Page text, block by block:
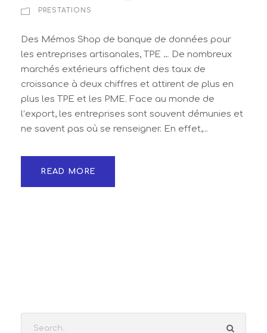
PRESTATIONS
Des Mémos Shop de banque de données pour
les entreprises artisanales, TPE … De nombreux
marchés extérieurs affichent des taux de
croissance à deux chiffres et attirent de plus en
plus les TPE et les PME. Face au monde de
l’export, les entreprises sont souvent démunies et
ne savent pas où se renseigner. En effet,...
READ MORE